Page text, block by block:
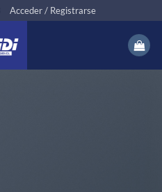
Acceder / Registrarse